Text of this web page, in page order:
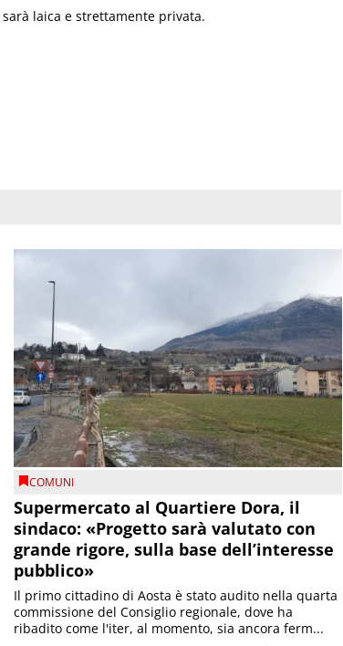
sarà laica e strettamente privata.
COMUNI
Supermercato al Quartiere Dora, il
sindaco: «Progetto sarà valutato con
grande rigore, sulla base dell’interesse
pubblico»
Il primo cittadino di Aosta è stato audito nella quarta
commissione del Consiglio regionale, dove ha
ribadito come l'iter, al momento, sia ancora ferm...